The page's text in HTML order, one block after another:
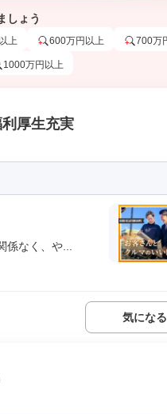
しょう
上 600万円以上 700万
1000万円以上
厚生充実
なく、や...
気になる